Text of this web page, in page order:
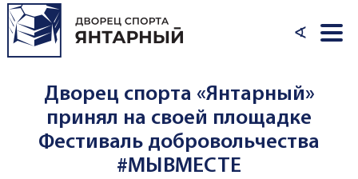
Перейти к основному содержанию
∢
Дворец спорта «Янтарный»
принял на своей площадке
Фестиваль добровольчества
#МЫВМЕСТЕ